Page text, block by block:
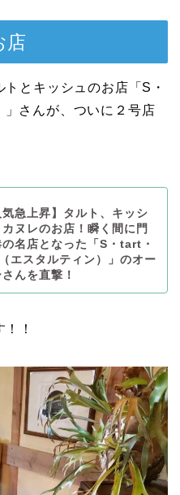
店
とキッシュのお店「S・
さんが、ついに２号店
気急上昇】タルト、キッシ
カヌレのお店！瞬く間に門
の名店となった「S・tart・
エスタルティン）」のオー
んを直撃！
！